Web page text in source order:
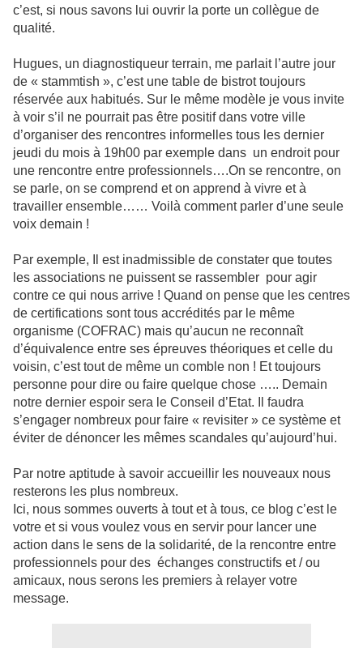
c’est, si nous savons lui ouvrir la porte un collègue de
qualité.
Hugues, un diagnostiqueur terrain, me parlait l’autre jour
de « stammtish », c’est une table de bistrot toujours
réservée aux habitués. Sur le même modèle je vous invite
à voir s’il ne pourrait pas être positif dans votre ville
d’organiser des rencontres informelles tous les dernier
jeudi du mois à 19h00 par exemple dans un endroit pour
une rencontre entre professionnels….On se rencontre, on
se parle, on se comprend et on apprend à vivre et à
travailler ensemble…… Voilà comment parler d’une seule
voix demain !
Par exemple, Il est inadmissible de constater que toutes
les associations ne puissent se rassembler pour agir
contre ce qui nous arrive ! Quand on pense que les centres
de certifications sont tous accrédités par le même
organisme (COFRAC) mais qu’aucun ne reconnaît
d’équivalence entre ses épreuves théoriques et celle du
voisin, c’est tout de même un comble non ! Et toujours
personne pour dire ou faire quelque chose ….. Demain
notre dernier espoir sera le Conseil d’Etat. Il faudra
s’engager nombreux pour faire « revisiter » ce système et
éviter de dénoncer les mêmes scandales qu’aujourd’hui.
Par notre aptitude à savoir accueillir les nouveaux nous
resterons les plus nombreux.
Ici, nous sommes ouverts à tout et à tous, ce blog c’est le
votre et si vous voulez vous en servir pour lancer une
action dans le sens de la solidarité, de la rencontre entre
professionnels pour des échanges constructifs et / ou
amicaux, nous serons les premiers à relayer votre
message.